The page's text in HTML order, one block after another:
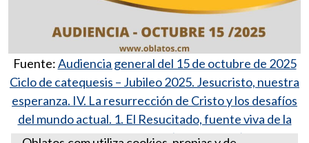
Fuente:Audiencia general del 15 de octubre de 2025
Ciclo de catequesis – Jubileo 2025. Jesucristo, nuestra
esperanza. IV. La resurrección de Cristo y los desafíos
del mundo actual. 1. El Resucitado, fuente viva de la
esperanza humana. (Jn 10,7.9-10)